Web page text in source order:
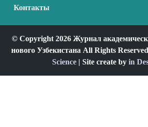
Контакты
© Copyright 2026 Журнал
нового Узбекистана All Rights
Science | Site create by in